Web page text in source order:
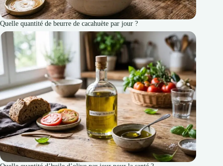
Quelle quantité de beurre de cacahuète par jour ?